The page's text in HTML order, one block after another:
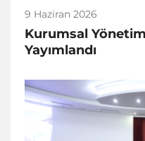
9 Haziran 2026
Kurumsal Yönetim
Yayımlandı